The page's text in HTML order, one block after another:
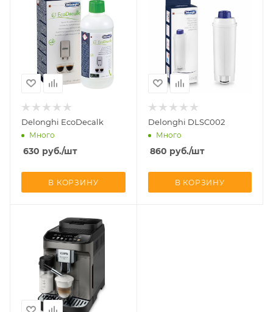
Delonghi EcoDecalk
Много
630 руб./шт
В КОРЗИНУ
Delonghi DLSC002
Много
860 руб./шт
В КОРЗИНУ